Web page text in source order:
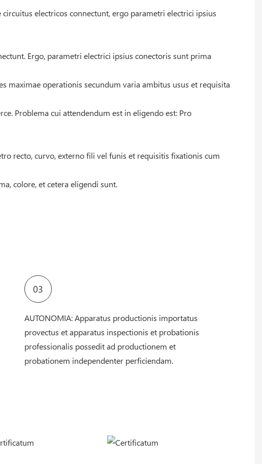
electricos connectunt, ergo parametri electrici ipsius
Ergo, parametri electrici ipsius conectoris sunt prima
maximae operationis secundum varia ambitus usus et requisita
Problema cui attendendum est in eligendo est: Pro
recto, curvo, externo fili vel funis et requisitis fixationis cum
colore, et cetera eligendi sunt.
03
AUTONOMIA: Apparatus productionis importatus
provectus et apparatus inspectionis et probationis
professionalis possedit ad productionem et
probationem independenter perficiendam.